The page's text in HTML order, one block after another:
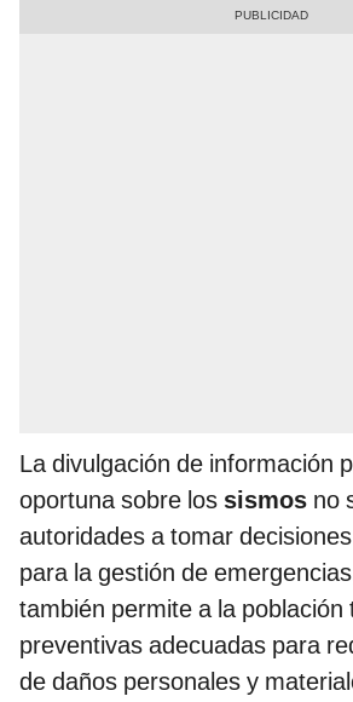
La divulgación de información
oportuna sobre los sismos no
autoridades a tomar
para la gestión de
también permite a la
preventivas adecuadas para
de daños personales y